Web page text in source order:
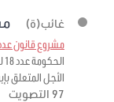
غائب(ة)
مشروع قانون عدد 2020/
الأجل المتعلق
97 التصويت